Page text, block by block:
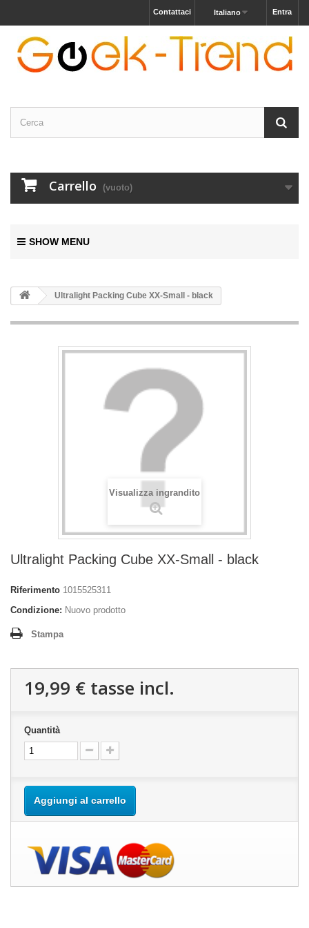
Entra
Italiano
Contattaci
Carrello (vuoto)
SHOW MENU
Ultralight Packing Cube XX-Small - black
Visualizza ingrandito
Ultralight Packing Cube XX-Small - black
Riferimento 1015525311
Condizione: Nuovo prodotto
Stampa
19,99 € tasse incl.
Quantità
Aggiungi al carrello